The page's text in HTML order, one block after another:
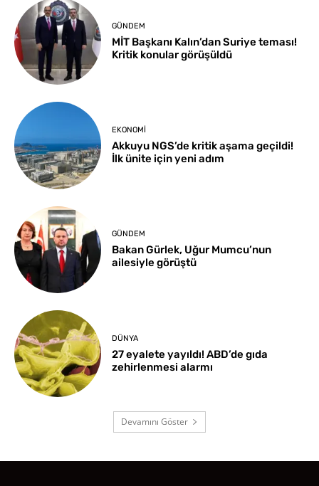
GÜNDEM
MİT Başkanı Kalın’dan Suriye teması!
Kritik konular görüşüldü
EKONOMI
Akkuyu NGS’de kritik aşama geçildi!
İlk ünite için yeni adım
GÜNDEM
Bakan Gürlek, Uğur Mumcu’nun
ailesiyle görüştü
DÜNYA
27 eyalete yayıldı! ABD’de gıda
zehirlenmesi alarmı
Devamını Göster